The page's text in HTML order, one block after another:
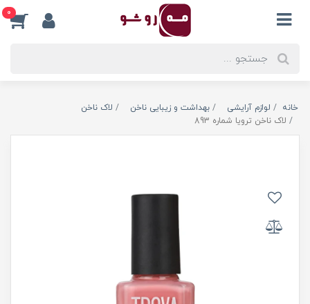
0
خانه لوازم آرایشی بهداشت و زیبایی ناخن
لاک ناخن
لاک ناخن ترویا شماره 893